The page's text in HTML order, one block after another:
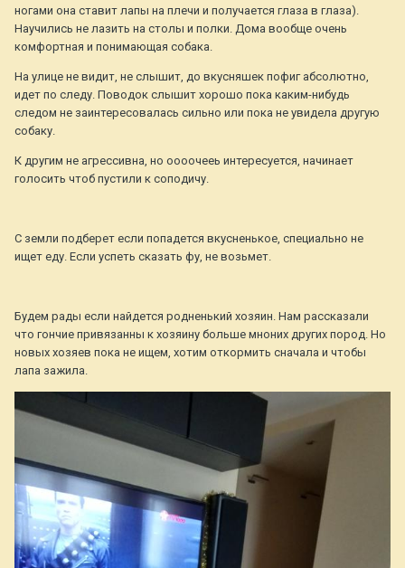
ногами она ставит лапы на плечи и получается глаза в глаза).
Научились не лазить на столы и полки. Дома вообще очень
комфортная и понимающая собака.
На улице не видит, не слышит, до вкусняшек пофиг абсолютно,
идет по следу. Поводок слышит хорошо пока каким-нибудь
следом не заинтересовалась сильно или пока не увидела другую
собаку.
К другим не агрессивна, но оооочееь интересуется, начинает
голосить чтоб пустили к соподичу.
С земли подберет если попадется вкусненькое, специально не
ищет еду. Если успеть сказать фу, не возьмет.
Будем рады если найдется родненький хозяин. Нам рассказали
что гончие привязанны к хозяину больше мноних других пород. Но
новых хозяев пока не ищем, хотим откормить сначала и чтобы
лапа зажила.